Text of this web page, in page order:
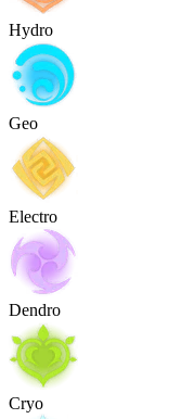
Hydro
Geo
Electro
Dendro
Cryo